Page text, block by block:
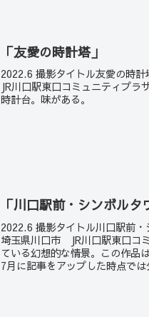
「友愛の時計塔」
2022.6 撮影タイトル友愛の時
JR川口駅東口コミュニティプラ
時計台。味がある。
「川口駅前・シンボルタ
2022.6 撮影タイトル川口駅前
埼玉県川口市 JR川口駅東口コ
ている幻想的な情景。この作品
7月に記事をアップした時点で